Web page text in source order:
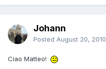
Johann
Posted August 20, 2010
Ciao Matteo!